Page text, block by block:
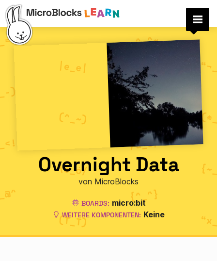
Overnight Data
von MicroBlocks
BOARDS: micro:bit
WEITERE KOMPONENTEN: Keine